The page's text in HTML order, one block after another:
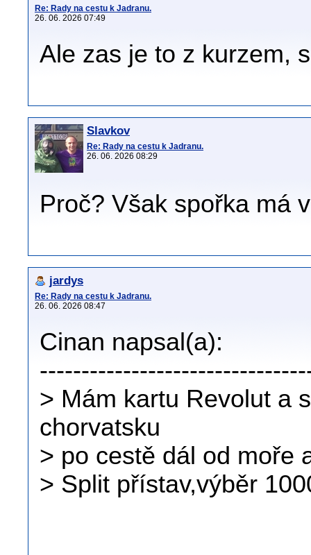
Re: Rady na cestu k Jadranu.
26. 06. 2026 07:49
Ale zas je to z kurzem,
Slavkov
Re: Rady na cestu k Jadranu.
26. 06. 2026 08:29
Proč? Však spořka má
jardys
Re: Rady na cestu k Jadranu.
26. 06. 2026 08:47
Cinan napsal(a):
> Mám kartu Revolut a
chorvatsku
> po cestě dál od moře
> Split přístav,výběr